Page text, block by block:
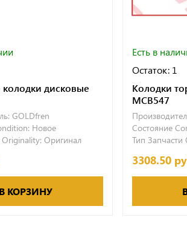
дисковые
GOLDfren
Новое
Originality: Оригинал
В КОРЗИНУ
Есть в
Остаток: 1
Колодки
MCB547
Состояние
Тип Запчасти
3308.50